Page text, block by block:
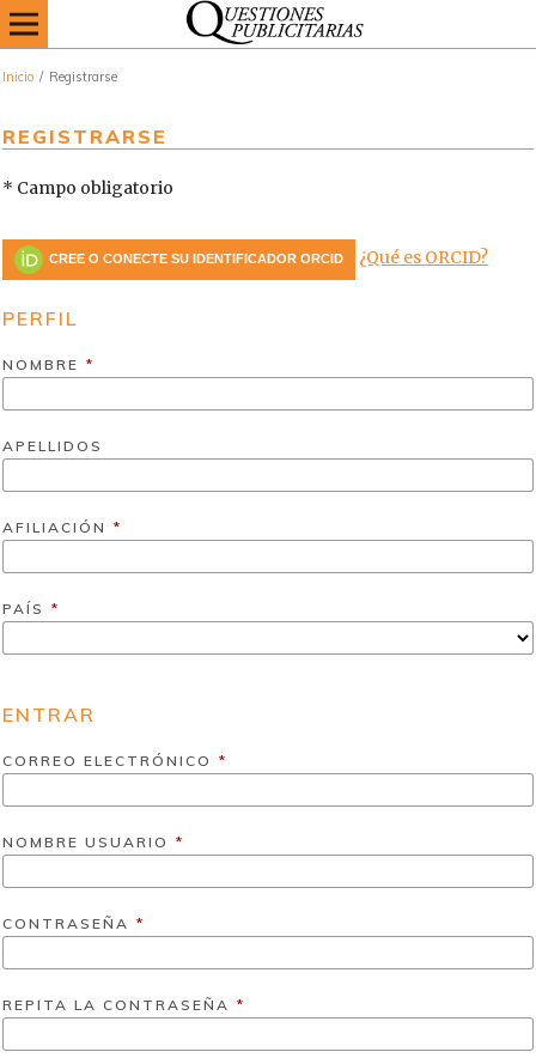
Inicio / Registrarse
REGISTRARSE
* Campo obligatorio
CREE O CONECTE SU IDENTIFICADOR ORCID ¿Qué es ORCID?
PERFIL
NOMBRE *
APELLIDOS
AFILIACIÓN *
PAÍS *
ENTRAR
CORREO ELECTRÓNICO *
NOMBRE USUARIO *
CONTRASEÑA *
REPITA LA CONTRASEÑA *